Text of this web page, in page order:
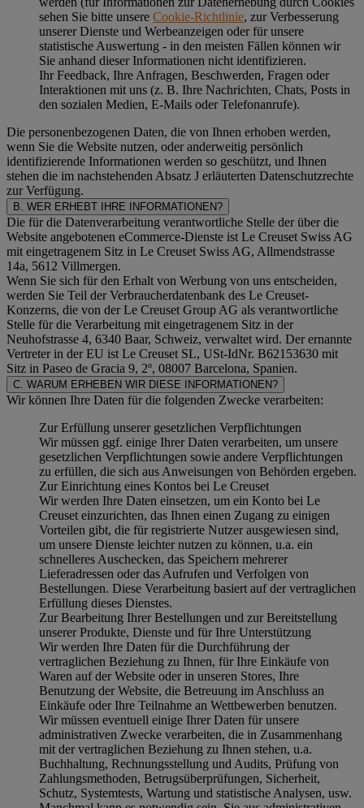
sehen Sie bitte unsere Cookie-Richtlinie, zur Verbesserung
unserer Dienste und Werbeanzeigen oder für unsere
statistische Auswertung - in den meisten Fällen können wir
Sie anhand dieser Informationen nicht identifizieren.
Ihr Feedback, Ihre Anfragen, Beschwerden, Fragen oder
Interaktionen mit uns (z. B. Ihre Nachrichten, Chats, Posts in
den sozialen Medien, E-Mails oder Telefonanrufe).
Die personenbezogenen Daten, die von Ihnen erhoben werden,
wenn Sie die Website nutzen, oder anderweitig persönlich
identifizierende Informationen werden so geschützt, und Ihnen
stehen die im nachstehenden Absatz J erläuterten Datenschutzrechte
zur Verfügung.
B. WER ERHEBT IHRE INFORMATIONEN?
Die für die Datenverarbeitung verantwortliche Stelle der über die
Website angebotenen eCommerce-Dienste ist Le Creuset Swiss AG
mit eingetragenem Sitz in Le Creuset Swiss AG, Allmendstrasse
14a, 5612 Villmergen.
Wenn Sie sich für den Erhalt von Werbung von uns entscheiden,
werden Sie Teil der Verbraucherdatenbank des Le Creuset-
Konzerns, die von der Le Creuset Group AG als verantwortliche
Stelle für die Verarbeitung mit eingetragenem Sitz in der
Neuhofstrasse 4, 6340 Baar, Schweiz, verwaltet wird. Der ernannte
Vertreter in der EU ist Le Creuset SL, USt-IdNr. B62153630 mit
Sitz in Paseo de Gracia 9, 2º, 08007 Barcelona, Spanien.
C. WARUM ERHEBEN WIR DIESE INFORMATIONEN?
Wir können Ihre Daten für die folgenden Zwecke verarbeiten:
Zur Erfüllung unserer gesetzlichen Verpflichtungen
Wir müssen ggf. einige Ihrer Daten verarbeiten, um unsere
gesetzlichen Verpflichtungen sowie andere Verpflichtungen
zu erfüllen, die sich aus Anweisungen von Behörden ergeben.
Zur Einrichtung eines Kontos bei Le Creuset
Wir werden Ihre Daten einsetzen, um ein Konto bei Le
Creuset einzurichten, das Ihnen einen Zugang zu einigen
Vorteilen gibt, die für registrierte Nutzer ausgewiesen sind,
um unsere Dienste leichter nutzen zu können, u.a. ein
schnelleres Auschecken, das Speichern mehrerer
Lieferadressen oder das Aufrufen und Verfolgen von
Bestellungen. Diese Verarbeitung basiert auf der vertraglichen
Erfüllung dieses Dienstes.
Zur Bearbeitung Ihrer Bestellungen und zur Bereitstellung
unserer Produkte, Dienste und für Ihre Unterstützung
Wir werden Ihre Daten für die Durchführung der
vertraglichen Beziehung zu Ihnen, für Ihre Einkäufe von
Waren auf der Website oder in unseren Stores, Ihre
Benutzung der Website, die Betreuung im Anschluss an
Einkäufe oder Ihre Teilnahme an Wettbewerben benutzen.
Wir müssen eventuell einige Ihrer Daten für unsere
administrativen Zwecke verarbeiten, die in Zusammenhang
mit der vertraglichen Beziehung zu Ihnen stehen, u.a.
Buchhaltung, Rechnungsstellung und Audits, Prüfung von
Zahlungsmethoden, Betrugsüberprüfungen, Sicherheit,
Schutz, Systemtests, Wartung und statistische Analysen, usw.